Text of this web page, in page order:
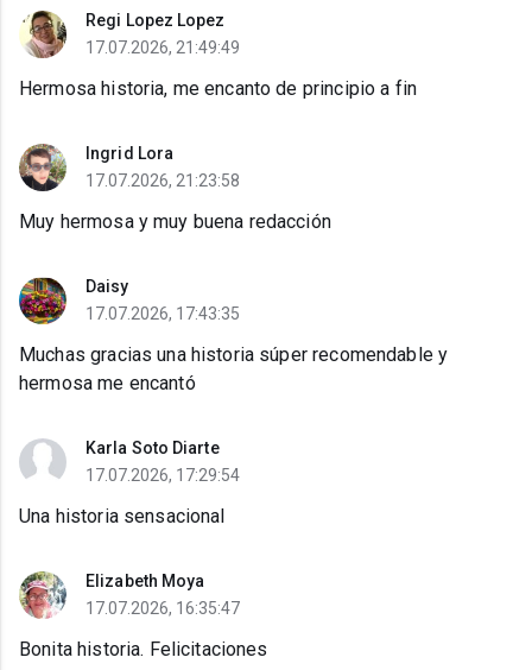
Regi Lopez Lopez
17.07.2026, 21:49:49
Hermosa historia, me encanto de principio a fin
Ingrid Lora
17.07.2026, 21:23:58
Muy hermosa y muy buena redacción
Daisy
17.07.2026, 17:43:35
Muchas gracias una historia súper recomendable y
hermosa me encantó
Karla Soto Diarte
17.07.2026, 17:29:54
Una historia sensacional
Elizabeth Moya
17.07.2026, 16:35:47
Bonita historia. Felicitaciones